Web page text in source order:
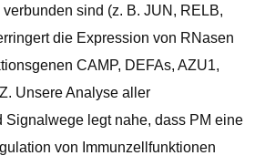
sind (z. B. JUN, RELB,
die Expression von RNasen
CAMP, DEFAs, AZU1,
Unsere Analyse aller
Signalwege legt nahe, dass PM eine
von Immunzellfunktionen